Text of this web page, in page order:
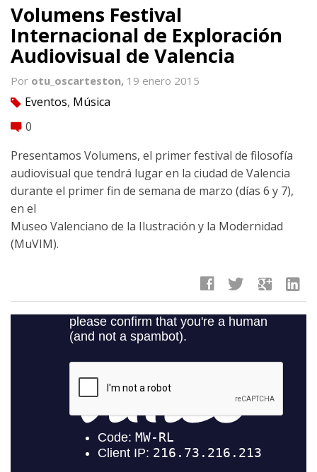
Volumens Festival
Internacional de Exploración
Audiovisual de Valencia
Por otu_oscarteston, 19 enero 2015
tag Eventos, Música
comment 0
Presentamos Volumens, el primer festival de filosofía
audiovisual que tendrá lugar en la ciudad de Valencia
durante el primer fin de semana de marzo (días 6 y 7),
en el
Museo Valenciano de la Ilustración y la Modernidad
(MuVIM).
facebook twitter google linkedin